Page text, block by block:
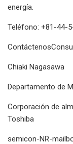
energía.
Teléfono: +81-44-
Chiaki Nagasawa
Departamento de
Corporación de
Toshiba
semicon-NR-